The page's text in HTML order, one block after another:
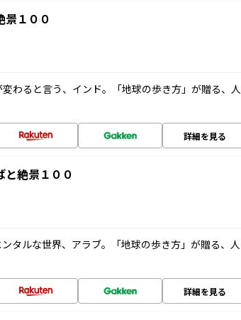
景１００
わると言う、インド。「地球の歩き方」が贈る、人
詳細を見る
絶景１００
タルな世界、アラブ。「地球の歩き方」が贈る、人
詳細を見る